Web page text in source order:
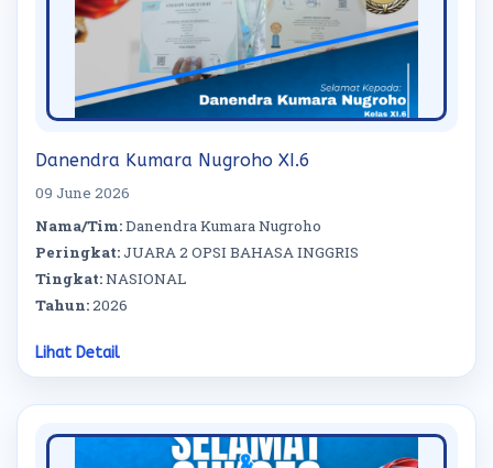
Danendra Kumara Nugroho XI.6
09 June 2026
Nama/Tim:Danendra Kumara Nugroho
Peringkat:JUARA 2 OPSI BAHASA INGGRIS
Tingkat:NASIONAL
Tahun:2026
Lihat Detail